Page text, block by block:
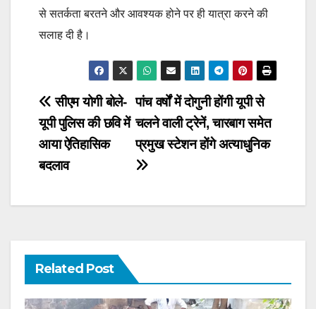
से सतर्कता बरतने और आवश्यक होने पर ही यात्रा करने की
सलाह दी है।
Post
navigation
पांच वर्षों में दोगुनी होंगी यूपी से
चलने वाली ट्रेनें, चारबाग समेत
प्रमुख स्टेशन होंगे अत्याधुनिक
सीएम योगी बोले-
यूपी पुलिस की छवि में
आया ऐतिहासिक
बदलाव
Related Post